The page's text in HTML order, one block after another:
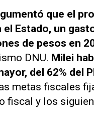
que el
Estado, un
de pesos en
DNU. Milei
del 62% del
metas fiscales
fiscal y los